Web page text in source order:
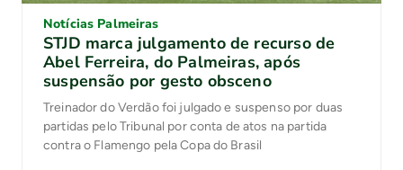
Notícias Palmeiras
STJD marca julgamento de recurso de
Abel Ferreira, do Palmeiras, após
suspensão por gesto obsceno
Treinador do Verdão foi julgado e suspenso por duas
partidas pelo Tribunal por conta de atos na partida
contra o Flamengo pela Copa do Brasil